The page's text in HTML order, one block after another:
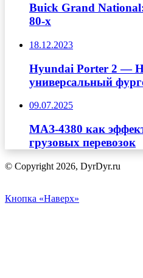
Buick Grand
80-х
18.12.2023
Hyundai Porter 2 —
универсальный
09.07.2025
МАЗ-4380 как
грузовых перевозок
© Copyright 2026, DyrDyr.ru
Кнопка «Наверх»